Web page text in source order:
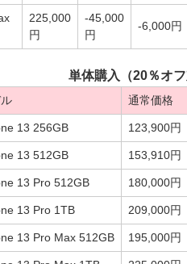
225,000
円
-45,000
円
-6,000円
単体購入（20％オフ
通常価格
13 256GB 123,900円
13 512GB 153,910円
13 Pro 512GB 180,000円
13 Pro 1TB 209,000円
13 Pro Max 512GB 195,000円